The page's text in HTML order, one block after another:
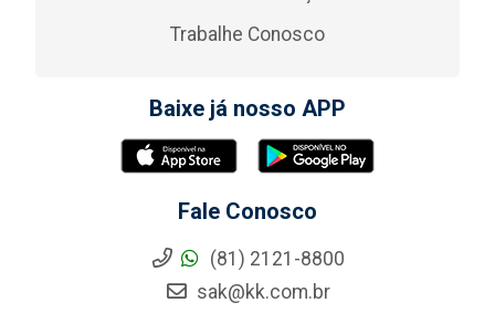
Trabalhe Conosco
Baixe já nosso APP
Fale Conosco
(81) 2121-8800
sak@kk.com.br